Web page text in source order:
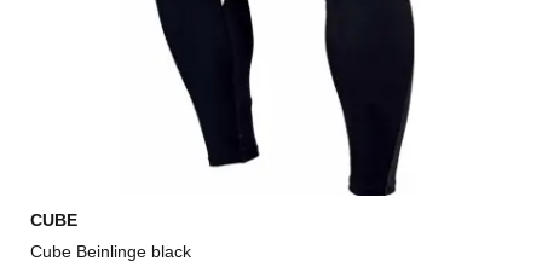
CUBE
Cube Beinlinge black